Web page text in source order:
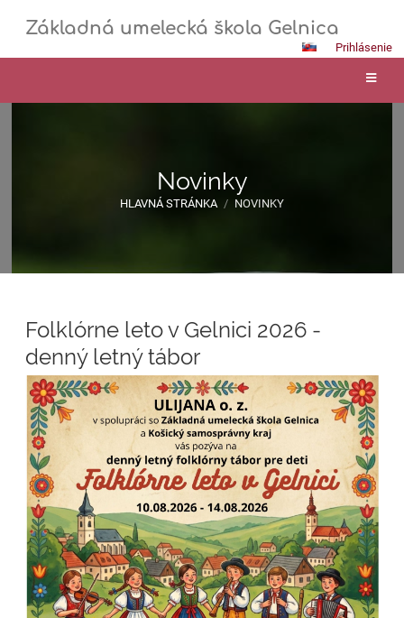
Základná umelecká škola Gelnica
Prihlásenie
Novinky
HLAVNÁ STRÁNKA / NOVINKY
Folklórne leto v Gelnici 2026 -
denný letný tábor